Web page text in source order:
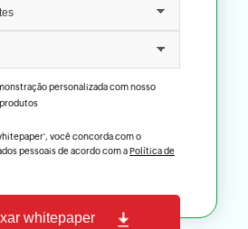
personalizada com nosso
você concorda com o
pessoais de acordo com aPolítica de